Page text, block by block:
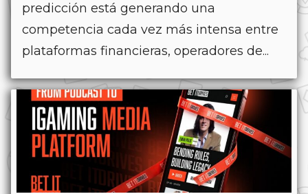
predicción está generando una
competencia cada vez más intensa entre
plataformas financieras, operadores de...